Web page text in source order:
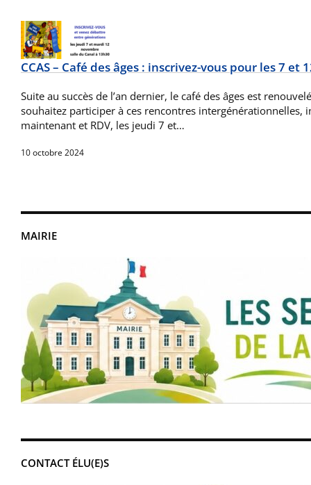
MAIRIE
CONTACT ÉLU(E)S
CCAS – Café des âges : inscrivez-vous pour les 7 et
Suite au succès de l’an dernier, le café des âges est
souhaitez participer à ces rencontres intergénérationnelles,
maintenant et RDV, les jeudi 7 et…
10 octobre 2024